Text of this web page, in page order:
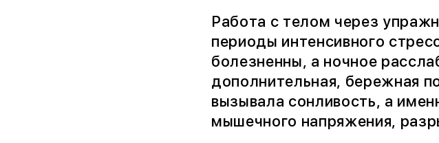
Работа с телом через
периоды интенсивного
болезненны, а ночное
дополнительная, бережная
вызывала сонливость, а
мышечного напряжения,